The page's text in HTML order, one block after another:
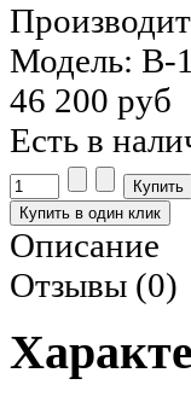
Модель: B-
46 200 руб
Есть в
Описание
Отзывы (0)